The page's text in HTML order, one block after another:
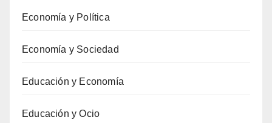
Economía y Política
Economía y Sociedad
Educación y Economía
Educación y Ocio